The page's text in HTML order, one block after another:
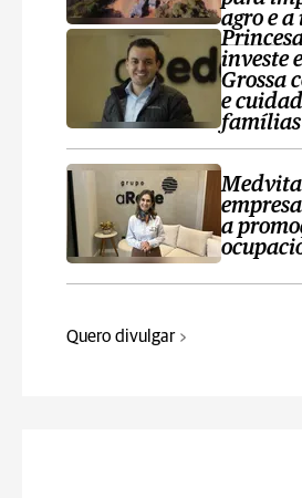
agro e
investe
Grossa
e
famílias
a
Quero divulgar